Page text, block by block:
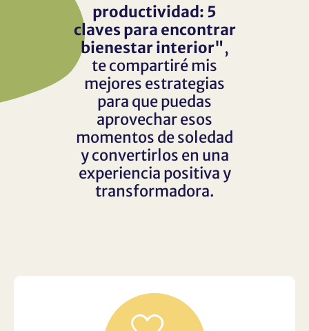
productividad: 5
claves para encontrar
bienestar interior",
te compartiré mis
mejores estrategias
para que puedas
aprovechar esos
momentos de soledad
y convertirlos en una
experiencia positiva y
transformadora.